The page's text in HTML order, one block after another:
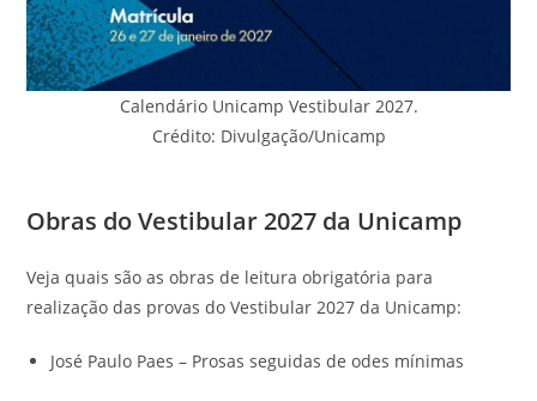
Calendário Unicamp Vestibular 2027.
Crédito: Divulgação/Unicamp
Obras do Vestibular 2027 da Unicamp
Veja quais são as obras de leitura obrigatória para
realização das provas do Vestibular 2027 da Unicamp:
José Paulo Paes – Prosas seguidas de odes mínimas